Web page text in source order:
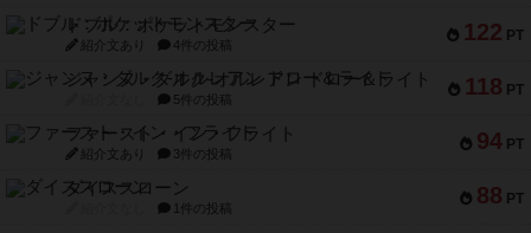
122 PT
ドブル：ポケットモンスター
紹介文あり 4件の投稿
118 PT
ジャンヌ・ダルク-オルレアン ドロー＆ライト
5件の投稿
94 PT
ファースト・イン・フライト
紹介文あり 3件の投稿
88 PT
ダイススローン
1件の投稿